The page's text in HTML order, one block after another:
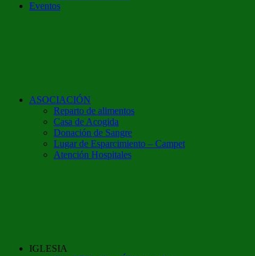
Eventos
ASOCIACIÓN
Reparto de alimentos
Casa de Acogida
Donación de Sangre
Lugar de Esparcimiento – Campet
Atención Hospitales
IGLESIA